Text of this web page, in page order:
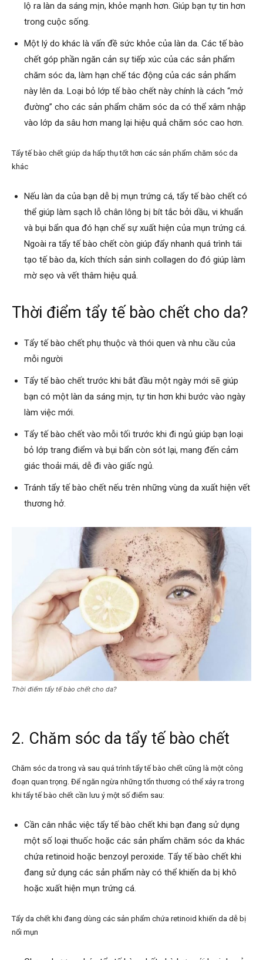
lộ ra làn da sáng mịn, khỏe mạnh hơn. Giúp bạn tự tin hơn
trong cuộc sống.
Một lý do khác là vấn đề sức khỏe của làn da. Các tế bào
chết góp phần ngăn cản sự tiếp xúc của các sản phẩm
chăm sóc da, làm hạn chế tác động của các sản phẩm
này lên da. Loại bỏ lớp tế bào chết này chính là cách “mở
đường” cho các sản phẩm chăm sóc da có thể xâm nhập
vào lớp da sâu hơn mang lại hiệu quả chăm sóc cao hơn.
Tẩy tế bào chết giúp da hấp thụ tốt hơn các sản phẩm chăm sóc da
khác
Nếu làn da của bạn dễ bị mụn trứng cá, tẩy tế bào chết có
thể giúp làm sạch lỗ chân lông bị bít tắc bởi dầu, vi khuẩn
và bụi bẩn qua đó hạn chế sự xuất hiện của mụn trứng cá.
Ngoài ra tẩy tế bào chết còn giúp đẩy nhanh quá trình tái
tạo tế bào da, kích thích sản sinh collagen do đó giúp làm
mờ sẹo và vết thâm hiệu quả.
Thời điểm tẩy tế bào chết cho da?
Tẩy tế bào chết phụ thuộc và thói quen và nhu cầu của
mỗi người
Tẩy tế bào chết trước khi bắt đầu một ngày mới sẽ giúp
bạn có một làn da sáng mịn, tự tin hơn khi bước vào ngày
làm việc mới.
Tẩy tế bào chết vào mỗi tối trước khi đi ngủ giúp bạn loại
bỏ lớp trang điểm và bụi bẩn còn sót lại, mang đến cảm
giác thoải mái, dễ đi vào giấc ngủ.
Tránh tẩy tế bào chết nếu trên những vùng da xuất hiện vết
thương hở.
Thời điểm tẩy tế bào chết cho da?
2. Chăm sóc da tẩy tế bào chết
Chăm sóc da trong và sau quá trình tẩy tế bào chết cũng là một công
đoạn quan trọng. Để ngăn ngừa những tổn thương có thể xảy ra trong
khi tẩy tế bào chết cần lưu ý một số điểm sau:
Cần cân nhắc việc tẩy tế bào chết khi bạn đang sử dụng
một số loại thuốc hoặc các sản phẩm chăm sóc da khác
chứa retinoid hoặc benzoyl peroxide. Tẩy tế bào chết khi
đang sử dụng các sản phẩm này có thể khiến da bị khô
hoặc xuất hiện mụn trứng cá.
Tẩy da chết khi đang dùng các sản phẩm chứa retinoid khiến da dễ bị
nổi mụn